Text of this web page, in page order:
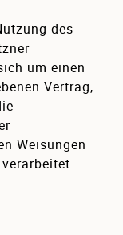
des
um einen
Vertrag,
Weisungen